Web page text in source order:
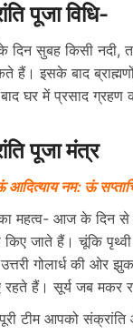
पूजा विधि-
दिन सुबह किसी नदी,
हैं। इसके बाद
घर में प्रसाद
पूजा मंत्र
आदित्याय नम: ऊं
महत्व- आज के दिन से
जाते हैं। चूंकि पृथ्वी
गोलार्ध की ओर
रहते हैं। सूर्य जब मकर
टीम आपको